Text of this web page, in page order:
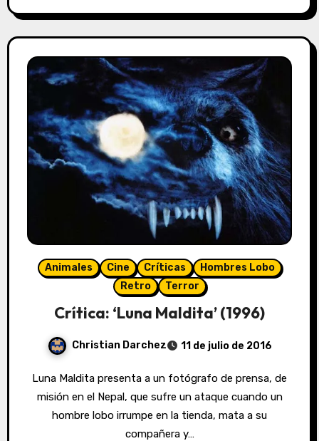
Animales Cine Críticas
Hombres Lobo
Retro
Terror
Crítica: ‘Luna Maldita’ (1996)
Christian Darchez 11 de julio de 2016
Luna Maldita presenta a un fotógrafo de prensa, de
misión en el Nepal, que sufre un ataque cuando un
hombre lobo irrumpe en la tienda, mata a su
compañera y…